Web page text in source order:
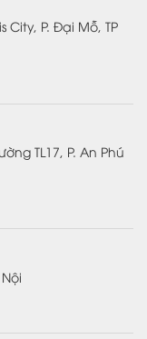
City, P. Đại Mỗ, TP
TL17, P. An Phú